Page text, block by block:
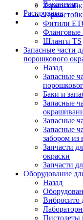
Вакансии
Распродажа
Фитили
Фланговые
Шланги TS
Запасные части
порошкового
Назад
Запасные
Баки и
Запасные
Запасные
Запасные
забором из
Запчасти
окраски
Запчасти
Оборудование
Назад
Вибросито
Пистолеты